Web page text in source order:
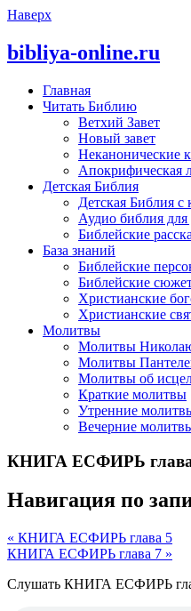
Наверх
bibliya-online.ru
Главная
Читать Библию
Ветхий Завет
Новый завет
Неканонические
Апокрифическая
Детская Библия
Детская Библия с
Аудио библия для
Библейские
База знаний
Библейские
Библейские
Христианские
Христианские
Молитвы
Молитвы
Молитвы
Молитвы об
Краткие молитвы
Утренние
Вечерние
КНИГА ЕСФИРЬ
Навигация по
« КНИГА ЕСФИРЬ глава 5
КНИГА ЕСФИРЬ глава 7 »
Слушать КНИГА ЕСФИРЬ